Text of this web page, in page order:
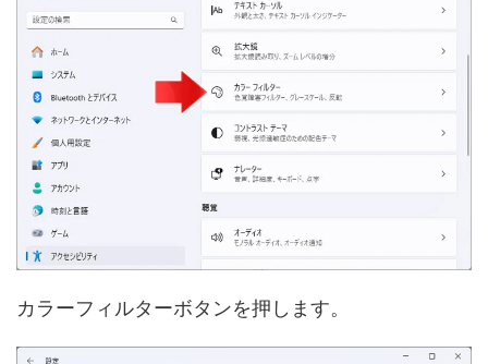
カラーフィルターボタンを押します。